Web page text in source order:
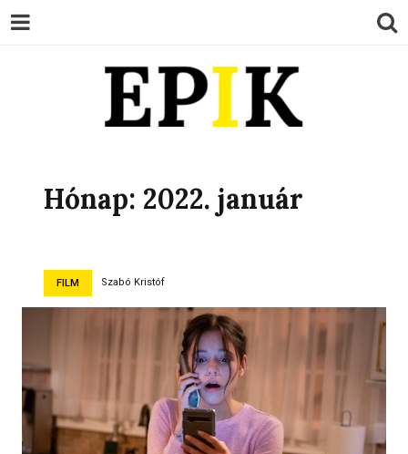
EPIK
Hónap: 2022. január
FILM Szabó Kristóf